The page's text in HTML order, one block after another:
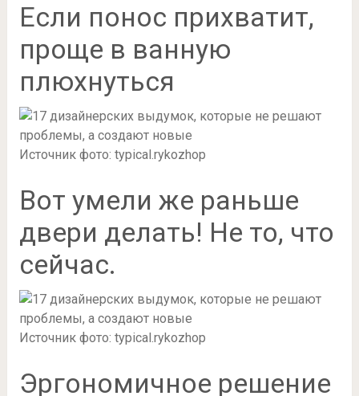
Если понос прихватит,
проще в ванную
плюхнуться
Источник фото: typical.rykozhop
Вот умели же раньше
двери делать! Не то, что
сейчас.
Источник фото: typical.rykozhop
Эргономичное решение